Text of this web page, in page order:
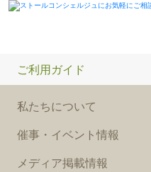
ご利用ガイド
私たちについて
催事・イベント情報
メディア掲載情報